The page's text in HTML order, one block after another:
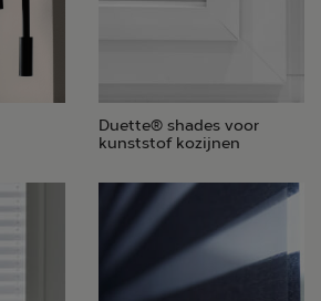
Duette® shades voor
kunststof kozijnen